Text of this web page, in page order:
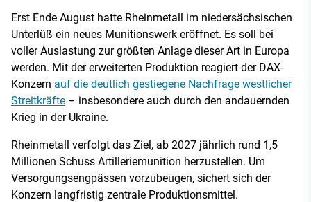
Erst Ende August hatte Rheinmetall im niedersächsischen
Unterlüß ein neues Munitionswerk eröffnet. Es soll bei
voller Auslastung zur größten Anlage dieser Art in Europa
werden. Mit der erweiterten Produktion reagiert der DAX-
Konzern auf die deutlich gestiegene Nachfrage westlicher
Streitkräfte – insbesondere auch durch den andauernden
Krieg in der Ukraine.
Rheinmetall verfolgt das Ziel, ab 2027 jährlich rund 1,5
Millionen Schuss Artilleriemunition herzustellen. Um
Versorgungsengpässen vorzubeugen, sichert sich der
Konzern langfristig zentrale Produktionsmittel.